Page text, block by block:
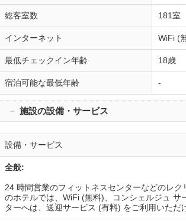
総客室数 181室
インターネット WiFi (
最低チェックイン年齢 18歳
宿泊可能な最低年齢 -
－ 施設の設備・サービス
設備・サービス
全般:
24 時間営業のフィットネスセンターなどのレ
のホテルでは、WiFi (無料)、コンシェルジュ
ターへは、送迎サービス (有料) をご利用いただ